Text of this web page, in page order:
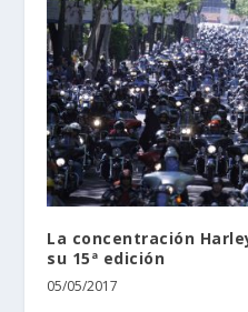
La concentración
su 15ª edición
05/05/2017